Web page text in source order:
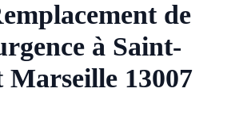
de
à Saint-
13007